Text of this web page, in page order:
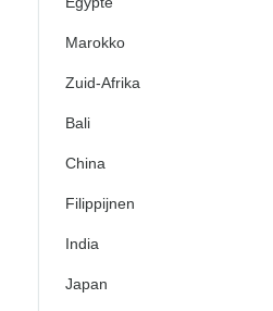
Marokko
Zuid-Afrika
Bali
China
Filippijnen
India
Japan